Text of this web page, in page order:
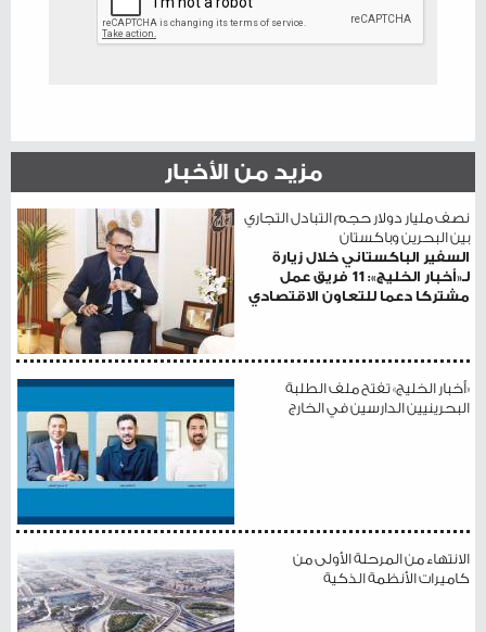
مزيد من الأخبار
نصف مليار دولار حجم التبادل التجاري
بين البحرين وباكستان
السفير الباكستاني خلال زيارة
لـ«أخبار الخليج»: 11 فريق عمل
مشتركا دعما للتعاون الاقتصادي
«أخبار الخليج» تفتح ملف الطلبة
البحرينيين الدارسين في الخارج
الانتهاء من المرحلة الأولى من
كاميرات الأنظمة الذكية